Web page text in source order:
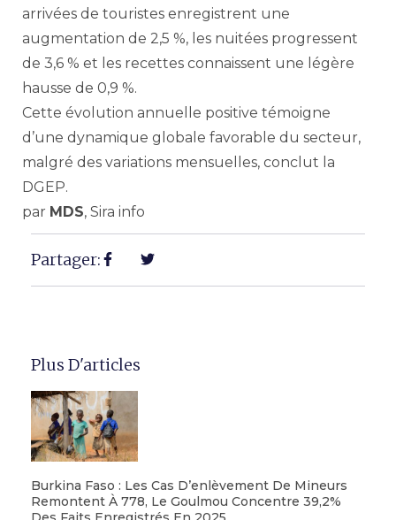
arrivées de touristes enregistrent une
augmentation de 2,5 %, les nuitées progressent
de 3,6 % et les recettes connaissent une légère
hausse de 0,9 %.
Cette évolution annuelle positive témoigne
d’une dynamique globale favorable du secteur,
malgré des variations mensuelles, conclut la
DGEP.
par MDS, Sira info
Partager:
Plus D'articles
Burkina Faso : Les Cas D’enlèvement De Mineurs
Remontent À 778, Le Goulmou Concentre 39,2%